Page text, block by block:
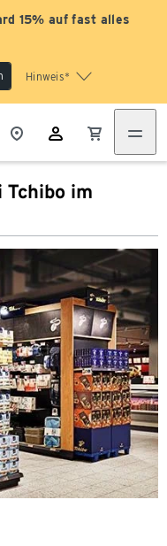
15% auf fast alles
Hinweis*
im